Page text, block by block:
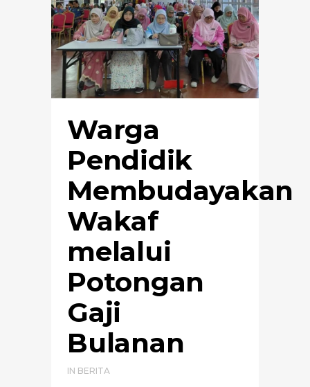
Warga
Pendidik
Membudayakan
Wakaf
melalui
Potongan
Gaji
Bulanan
IN BERITA